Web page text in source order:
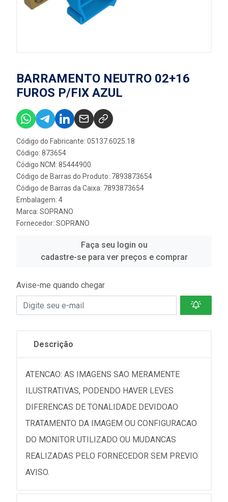
BARRAMENTO NEUTRO 02+16
FUROS P/FIX AZUL
Código do Fabricante: 05137.6025.18
Código: 873654
Código NCM: 85444900
Código de Barras do Produto: 7893873654
Código de Barras da Caixa: 7893873654
Embalagem: 4
Marca: SOPRANO
Fornecedor: SOPRANO
Faça seu login ou
cadastre-se para ver preços e comprar
Avise-me quando chegar
Descrição
ATENCAO: AS IMAGENS SAO MERAMENTE
ILUSTRATIVAS, PODENDO HAVER LEVES
DIFERENCAS DE TONALIDADE DEVIDOAO
TRATAMENTO DA IMAGEM OU CONFIGURACAO
DO MONITOR UTILIZADO OU MUDANCAS
REALIZADAS PELO FORNECEDOR SEM PREVIO
AVISO.